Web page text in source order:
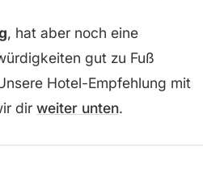
, hat aber noch eine
gut zu Fuß
Hotel-Empfehlung mit
dir weiter unten.